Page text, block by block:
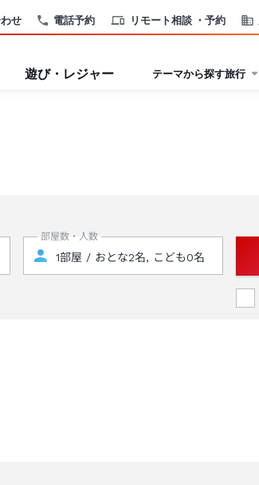
電話予約 リモート相談 ・予約
せ
遊び・レジャー テーマから探す旅行
部屋数・人数